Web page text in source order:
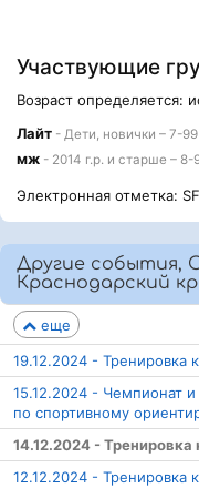
Участвующие
Возраст определяется:
Лайт - Дети, новички – 7-
мж - 2014 г.р. и старше – 8-
Электронная отметка:
Другие события,
Краснодарский
еще
19.12.2024 - Тренировка
15.12.2024 - Чемпионат
по спортивному
14.12.2024 - Тренировка
12.12.2024 - Тренировка